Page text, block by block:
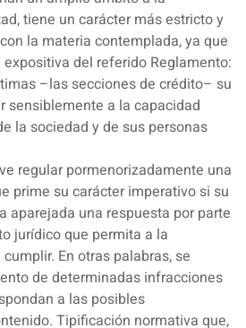
tiene un carácter más estricto y
la materia contemplada, ya que
del referido Reglamento:
–las secciones de crédito– su
sensiblemente a la capacidad
la sociedad y de sus personas
regular pormenorizadamente una
prime su carácter imperativo si su
aparejada una respuesta por parte
jurídico que permita a la
En otras palabras, se
de determinadas infracciones
a las posibles
Tipificación normativa que,